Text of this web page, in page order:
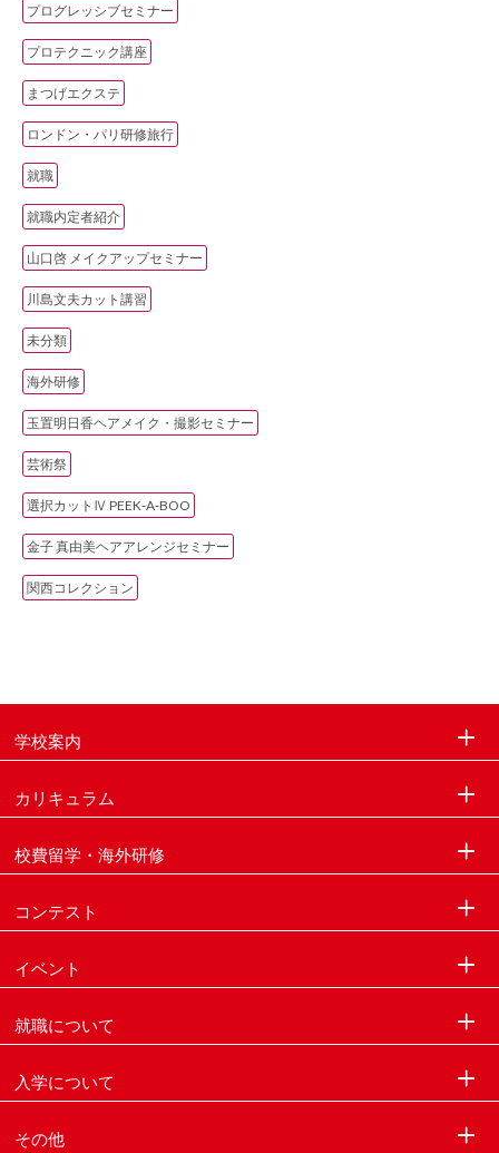
プログレッシブセミナー
プロテクニック講座
まつげエクステ
ロンドン・パリ研修旅行
就職
就職内定者紹介
山口啓 メイクアップセミナー
川島文夫カット講習
未分類
海外研修
玉置明日香ヘアメイク・撮影セミナー
芸術祭
選択カットⅣ PEEK‐A‐BOO
金子 真由美ヘアアレンジセミナー
関西コレクション
学校案内
カリキュラム
校費留学・海外研修
コンテスト
イベント
就職について
入学について
その他